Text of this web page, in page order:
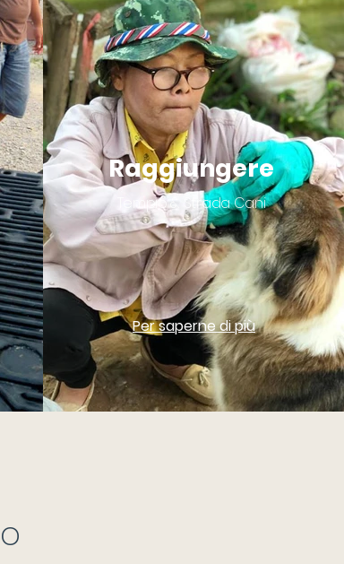
Tempio & StradaCani
Raggiungere
Per saperne di più